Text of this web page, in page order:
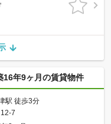
16年9ヶ月の賃貸物件
駅 徒歩3分
7